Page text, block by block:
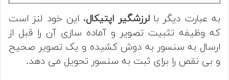
به عبارت دیگر بالرزشگیر اپتیکال، این خود لنز است
که وظیفه تثبیت تصویر و آماده سازی آن را قبل از
ارسال به سنسور به دوش کشیده و یک تصویر صحیح
و بی نقص را برای ثبت به سنسور تحویل می دهد.